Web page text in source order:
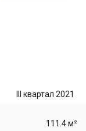
III квартал 2021
111.4 м²